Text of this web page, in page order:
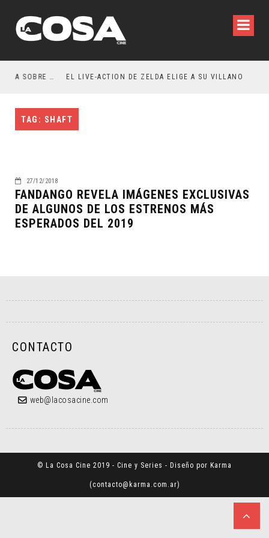
RESEÑA LA INVITACIÓN: OLIVIA WILDE REFLEXIONA SOBRE LA VIDA CONYUGAL EL LIVE-ACTION DE ZELDA ELIGE A SU VILLANO
TAG: SHAFT
27/12/2018
FANDANGO REVELA IMÁGENES EXCLUSIVAS
DE ALGUNOS DE LOS ESTRENOS MÁS
ESPERADOS DEL 2019
CONTACTO
web@lacosacine.com
© La Cosa Cine 2019 - Cine y Series - Diseño por Karma
(contacto@karma.com.ar)